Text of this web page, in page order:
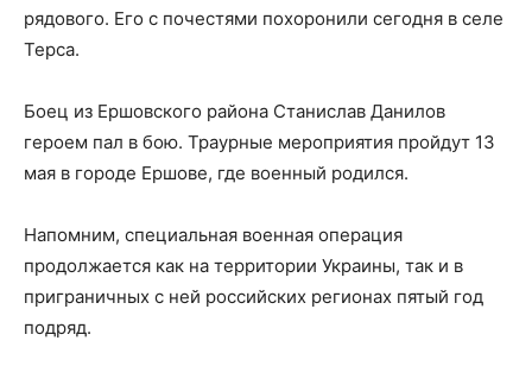
рядового. Его с почестями похоронили сегодня в селе
Терса.
Боец из Ершовского района Станислав Данилов
героем пал в бою. Траурные мероприятия пройдут 13
мая в городе Ершове, где военный родился.
Напомним, специальная военная операция
продолжается как на территории Украины, так и в
приграничных с ней российских регионах пятый год
подряд.